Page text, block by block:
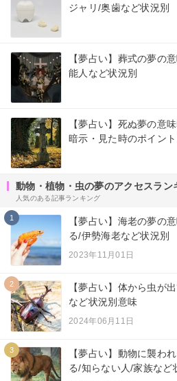
ジャリ/奥歯など状況別
【夢占い】葬式の夢の
能人など状況別
【夢占い】死ぬ夢の意
暗示・見た時のポイン
動物・植物・虫の夢のアクセスラン
人気のある記事ランキング
1
【夢占い】海老の夢の
る/伊勢海老など状況別
2023年11月01日
2
【夢占い】体から虫が
など状況別意味
2024年06月11日
3
【夢占い】動物に襲わ
る/知らない人/家族など